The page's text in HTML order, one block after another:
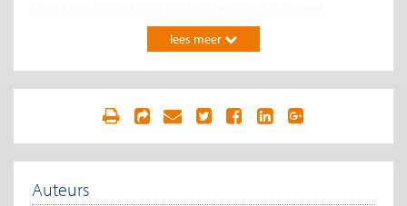
problematisch, omdat de huidige economische groei vooral
gestimuleerd wordt door de Amerikaanse olie-industrie. De VS
de Noordzee olie productie met 62 dollar per vat is niet meer
rendabel. De autoriteiten hebben in Aberdeen voor 20
december een crisis conferentie met producenten, bonden en
overheden gehouden. Volgens BRINDEX, een Engelse
organisatie van de olie industrie, staat de gehele Engelse olie
lees meer
Auteurs